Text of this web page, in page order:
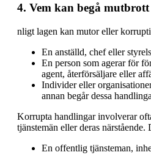
4. Vem kan begå
nligt lagen kan mutor eller
En anställd, chef eller
En person som agerar för
agent, återförsäljare eller
Individer eller
annan begår dessa
Korrupta handlingar involverar
tjänstemän eller deras närstående.
En offentlig tjänsteman,